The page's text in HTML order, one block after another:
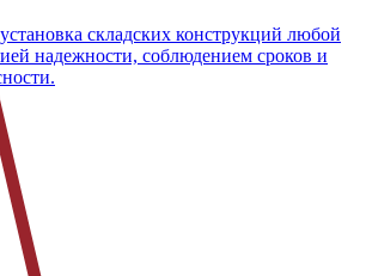
складских конструкций любой
надежности, соблюдением сроков и